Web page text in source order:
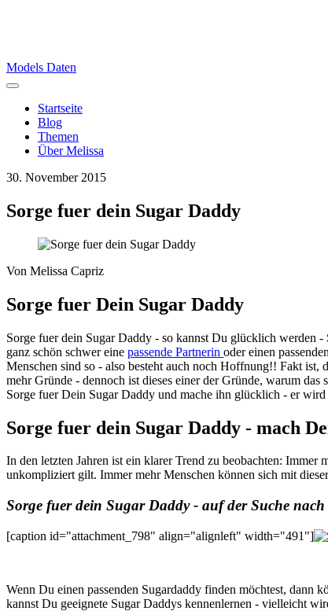
Models Daten
Startseite
Blog
Themen
Über Melissa
30. November 2015
Sorge fuer dein Sugar Daddy
Von Melissa Capriz
Sorge fuer Dein Sugar Daddy
Sorge fuer dein Sugar Daddy - so kannst Du glücklich werden
ganz schön schwer eine passende Partnerin oder einen
Menschen sind so - also besteht auch noch Hoffnung!! Fakt ist,
mehr Gründe - dennoch ist dieses einer der Gründe, warum
Sorge fuer Dein Sugar Daddy und mache ihn glücklich - er
Sorge fuer dein Sugar Daddy - mach
In den letzten Jahren ist ein klarer Trend zu beobachten: Immer
unkompliziert gilt. Immer mehr Menschen können sich mit
Sorge fuer dein Sugar Daddy - auf der Suche
[caption id="attachment_798" align="alignleft" width="491"]
Wenn Du einen passenden Sugardaddy finden möchtest,
kannst Du geeignete Sugar Daddys kennenlernen - vielleicht